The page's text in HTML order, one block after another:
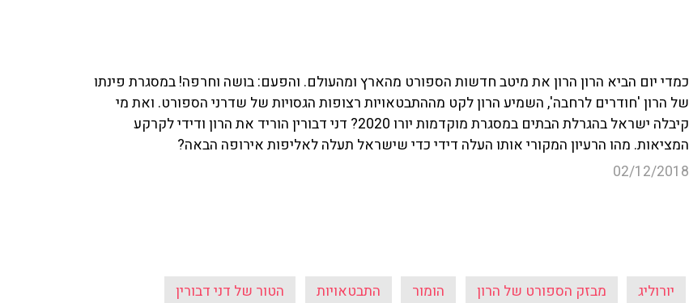
כמדי יום הביא הרון הרון את מיטב חדשות הספורט מהארץ ומהעולם. והפעם: בושה וחרפה! במסגרת פינתו
של הרון 'חודרים לרחבה', השמיע הרון לקט מההתבטאויות רצופות הגסויות של שדרני הספורט. ואת מי
קיבלה ישראל בהגרלת הבתים במסגרת מוקדמות יורו 2020? דני דבורין הוריד את הרון ודידי לקרקע
המציאות. מהו הרעיון המקורי אותו העלה דידי כדי שישראל תעלה לאליפות אירופה הבאה?
02/12/2018
יורוליג מבזק הספורט של הרון הומור התבטאויות הטור של דני דבורין